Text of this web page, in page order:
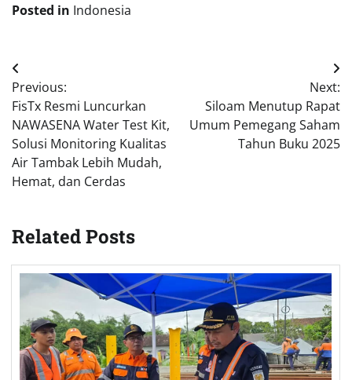
Posted in Indonesia
Post
navigation
Previous:
FisTx Resmi Luncurkan
NAWASENA Water Test Kit,
Solusi Monitoring Kualitas
Air Tambak Lebih Mudah,
Hemat, dan Cerdas
Next:
Siloam Menutup Rapat
Umum Pemegang Saham
Tahun Buku 2025
Related Posts